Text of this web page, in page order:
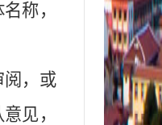
称，
， 或
见，